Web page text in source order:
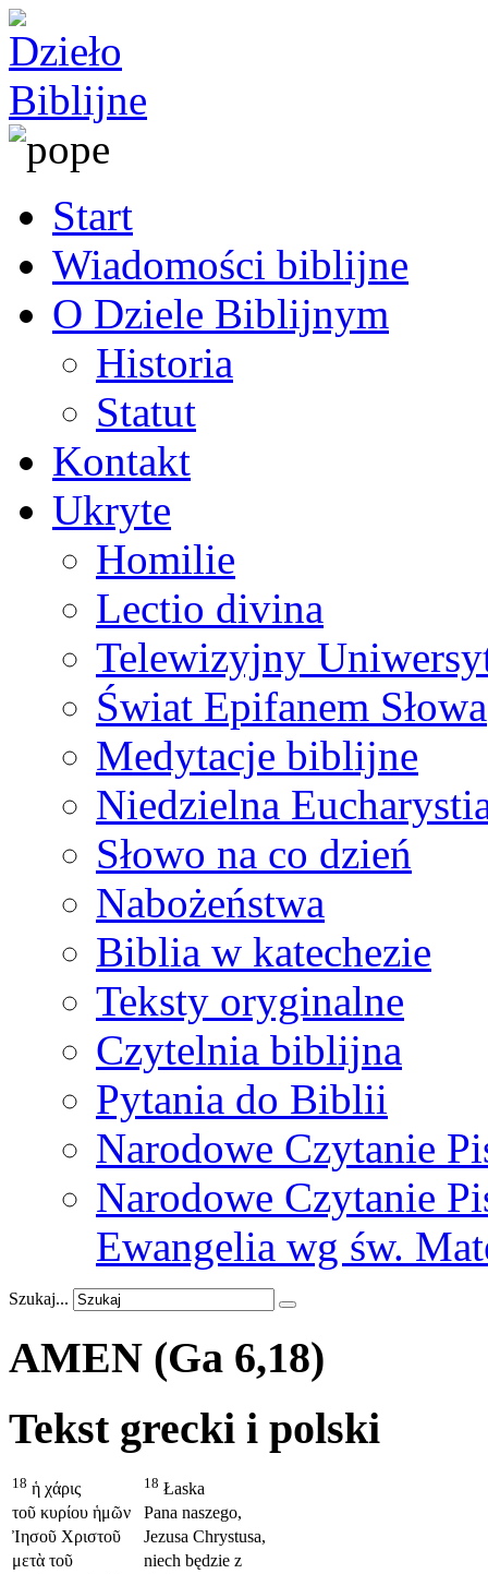
Start
Wiadomości biblijne
O Dziele Biblijnym
Historia
Statut
Kontakt
Ukryte
Homilie
Lectio divina
Telewizyjny
Świat Epifanem Słowa
Medytacje biblijne
Niedzielna
Słowo na co dzień
Nabożeństwa
Biblia w katechezie
Teksty oryginalne
Czytelnia biblijna
Pytania do Biblii
Narodowe Czytanie
Narodowe Czytanie
Ewangelia wg św.
Szukaj...
AMEN (Ga 6,18)
Tekst grecki i polski
18 ἡ χάρις 18 Łaska
τοῦ κυρίου ἡμῶν
Pana naszego,
Ἰησοῦ Χριστοῦ
Jezusa Chrystusa,
μετὰ τοῦ
niech będzie z